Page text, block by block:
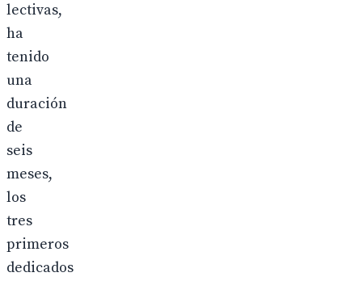
lectivas,
ha
tenido
una
duración
de
seis
meses,
los
tres
primeros
dedicados